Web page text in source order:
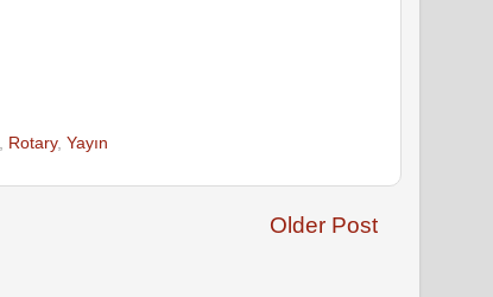
Rotary, Yayın
Older Post